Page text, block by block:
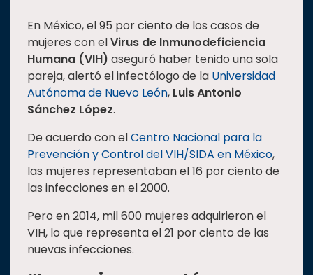
SUSTENTABILIDAD
TEMAS
Oferta
Estudiantes
Rectoría
Investigación
Internacionalización
Responsabilidad
social
En México, el 95 por ciento de los casos de
mujeres con elVirus de Inmunodeficiencia
Humana (VIH) aseguró haber tenido una sola
pareja, alertó el infectólogo de la Universidad
Autónoma de Nuevo León, Luis Antonio
Sánchez López.
De acuerdo con elCentro Nacional para la
Prevención y Control del VIH/SIDA en México,
las mujeres representaban el 16 por ciento de
las infecciones en el 2000.
Pero en 2014, mil 600 mujeres adquirieron el
VIH, lo que representa el 21 por ciento de las
nuevas infecciones.